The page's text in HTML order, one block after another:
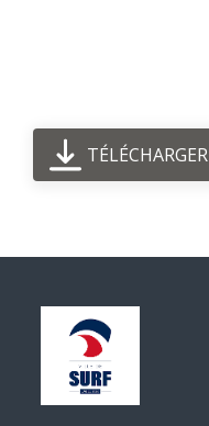
TÉLÉCHARGER